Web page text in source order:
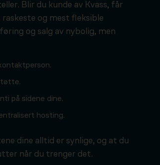
Blir du kunde av Kvass, får
og mest fleksible
og salg av nybolig, men
på sidene dine.
hosting.
dine alltid er synlige, og at du
når du trenger det.